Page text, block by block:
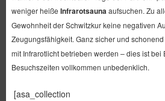
weniger heiße Infrarotsauna aufsuchen. Zu
Gewohnheit der Schwitzkur keine negativen
Zeugungsfähigkeit. Ganz sicher und
mit Infrarotlicht betrieben werden – dies ist bei
Besuchszeiten vollkommen unbedenklich.
[asa_collection